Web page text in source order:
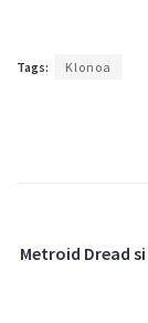
Tags: Klonoa
Metroid Dread